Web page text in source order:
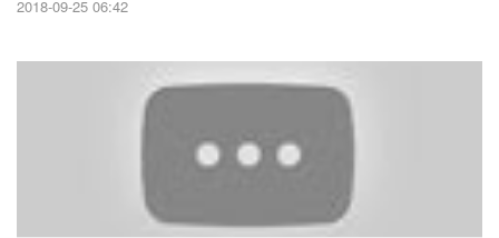
2018-09-25 06:42